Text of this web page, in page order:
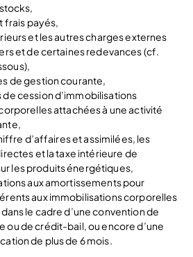
frais payés,
et les autres charges externes
et de certaines redevances (cf.
de gestion courante,
cession d’immobilisations
attachées à une activité
d’affaires et assimilées, les
et la taxe intérieure de
les produits énergétiques,
aux amortissements pour
aux immobilisations corporelles
le cadre d’une convention de
ou de crédit-bail, ou encore d’une
de plus de 6 mois.